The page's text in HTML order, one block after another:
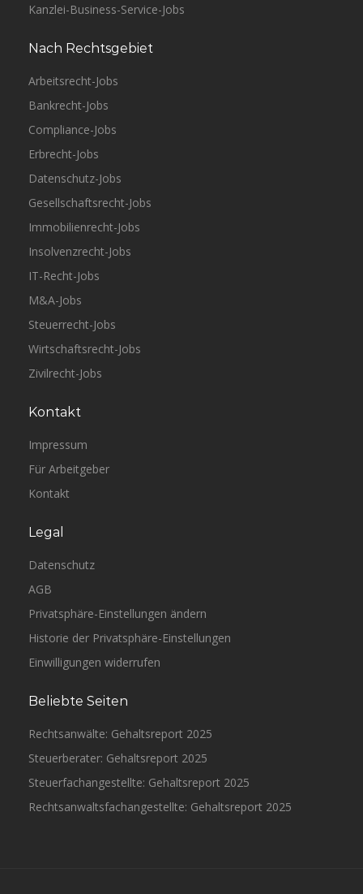
Kanzlei-Business-Service-Jobs
Nach Rechtsgebiet
Arbeitsrecht-Jobs
Bankrecht-Jobs
Compliance-Jobs
Erbrecht-Jobs
Datenschutz-Jobs
Gesellschaftsrecht-Jobs
Immobilienrecht-Jobs
Insolvenzrecht-Jobs
IT-Recht-Jobs
M&A-Jobs
Steuerrecht-Jobs
Wirtschaftsrecht-Jobs
Zivilrecht-Jobs
Kontakt
Impressum
Für Arbeitgeber
Kontakt
Legal
Datenschutz
AGB
Privatsphäre-Einstellungen ändern
Historie der Privatsphäre-Einstellungen
Einwilligungen widerrufen
Beliebte Seiten
Rechtsanwälte: Gehaltsreport 2025
Steuerberater: Gehaltsreport 2025
Steuerfachangestellte: Gehaltsreport 2025
Rechtsanwaltsfachangestellte: Gehaltsreport 2025